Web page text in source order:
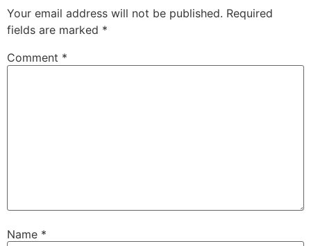
Your email address will not be published. Required
fields are marked *
Comment *
Name *